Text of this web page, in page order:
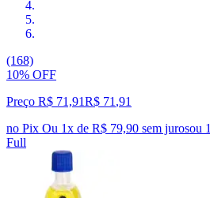
(168)
10% OFF
Preço R$ 71,91R$ 71 ,91
no Pix Ou 1x de R$ 79,90 sem jurosou 1
Full